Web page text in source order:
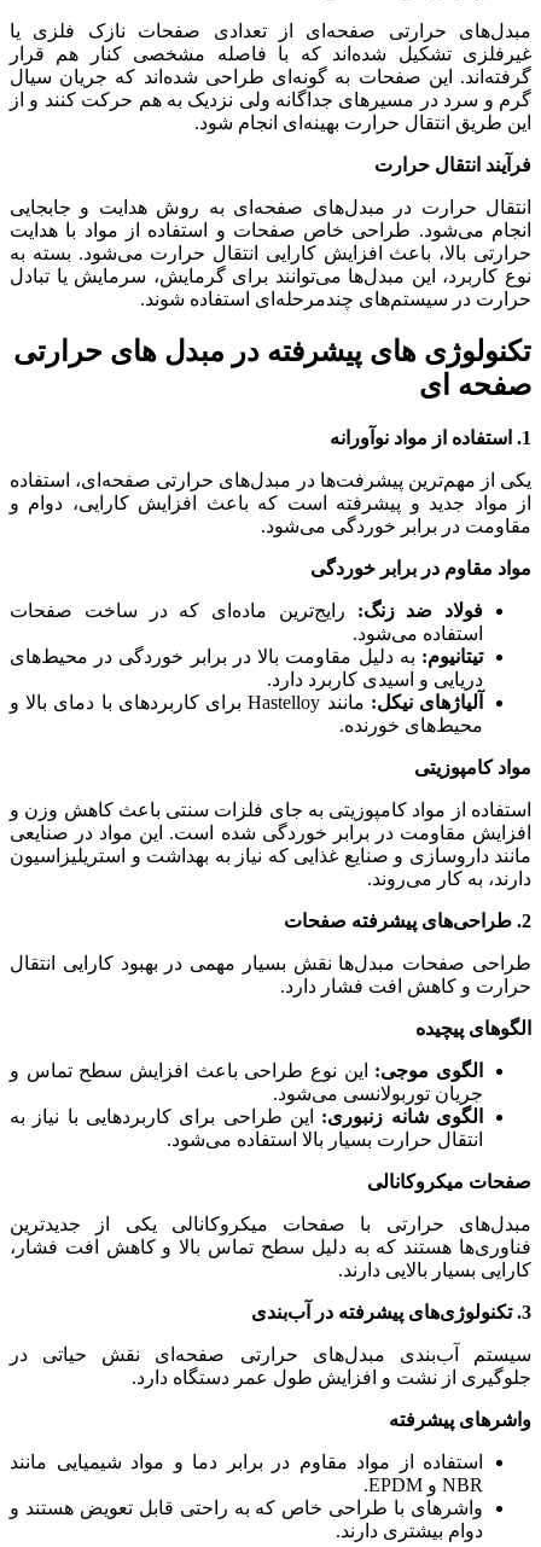
مبدل‌های حرارتی صفحه‌ای از تعدادی صفحات نازک فلزی یا
غیرفلزی تشکیل شده‌اند که با فاصله مشخصی کنار هم قرار
گرفته‌اند. این صفحات به گونه‌ای طراحی شده‌اند که جریان سیال
گرم و سرد در مسیرهای جداگانه ولی نزدیک به هم حرکت کنند و از
این طریق انتقال حرارت بهینه‌ای انجام شود.
فرآیند انتقال حرارت
انتقال حرارت در مبدل‌های صفحه‌ای به روش هدایت و جابجایی
انجام می‌شود. طراحی خاص صفحات و استفاده از مواد با هدایت
حرارتی بالا، باعث افزایش کارایی انتقال حرارت می‌شود. بسته به
نوع کاربرد، این مبدل‌ها می‌توانند برای گرمایش، سرمایش یا تبادل
حرارت در سیستم‌های چندمرحله‌ای استفاده شوند.
تکنولوژی های پیشرفته در مبدل های حرارتی
صفحه ای
1. استفاده از مواد نوآورانه
یکی از مهم‌ترین پیشرفت‌ها در مبدل‌های حرارتی صفحه‌ای، استفاده
از مواد جدید و پیشرفته است که باعث افزایش کارایی، دوام و
مقاومت در برابر خوردگی می‌شود.
مواد مقاوم در برابر خوردگی
فولاد ضد زنگ: رایج‌ترین ماده‌ای که در ساخت صفحات
استفاده می‌شود.
تیتانیوم: به دلیل مقاومت بالا در برابر خوردگی در محیط‌های
دریایی و اسیدی کاربرد دارد.
آلیاژهای نیکل:
مانند Hastelloy برای کاربردهای با دمای بالا و
محیط‌های خورنده.
مواد کامپوزیتی
استفاده از مواد کامپوزیتی به جای فلزات سنتی باعث کاهش وزن و
افزایش مقاومت در برابر خوردگی شده است. این مواد در صنایعی
مانند داروسازی و صنایع غذایی که نیاز به بهداشت و استریلیزاسیون
دارند، به کار می‌روند.
2. طراحی‌های پیشرفته صفحات
طراحی صفحات مبدل‌ها نقش بسیار مهمی در بهبود کارایی انتقال
حرارت و کاهش افت فشار دارد.
الگوهای پیچیده
الگوی موجی: این نوع طراحی باعث افزایش سطح تماس و
جریان توربولانسی می‌شود.
الگوی شانه زنبوری: این طراحی برای کاربردهایی با نیاز به
انتقال حرارت بسیار بالا استفاده می‌شود.
صفحات میکروکانالی
مبدل‌های حرارتی با صفحات میکروکانالی یکی از جدیدترین
فناوری‌ها هستند که به دلیل سطح تماس بالا و کاهش افت فشار،
کارایی بسیار بالایی دارند.
3. تکنولوژی‌های پیشرفته در آب‌بندی
سیستم آب‌بندی مبدل‌های حرارتی صفحه‌ای نقش حیاتی در
جلوگیری از نشت و افزایش طول عمر دستگاه دارد.
واشرهای پیشرفته
استفاده از مواد مقاوم در برابر دما و مواد شیمیایی مانند
NBR و EPDM.
واشرهای با طراحی خاص که به راحتی قابل تعویض هستند و
دوام بیشتری دارند.